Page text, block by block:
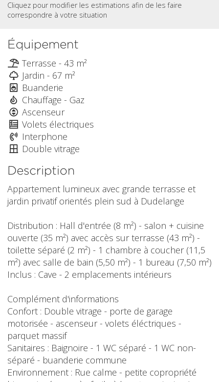
Cliquez pour modifier les estimations afin de les faire
correspondre à votre situation
Équipement
Terrasse - 43 m²
Jardin - 67 m²
Buanderie
Chauffage - Gaz
Ascenseur
Volets électriques
Interphone
Double vitrage
Description
Appartement lumineux avec grande terrasse et
jardin privatif orientés plein sud à Dudelange
Distribution : Hall d'entrée (8 m²) - salon + cuisine
ouverte (35 m²) avec accès sur terrasse (43 m²) -
toilette séparé (2 m²) - 1 chambre à coucher (11,5
m²) avec salle de bain (5,50 m²) - 1 bureau (7,50 m²)
Inclus : Cave - 2 emplacements intérieurs
Complément d'informations
Confort : Double vitrage - porte de garage
motorisée - ascenseur - volets éléctriques -
parquet massif
Sanitaires : Baignoire - 1 WC séparé - 1 WC non-
séparé - buanderie commune
Environnement : Rue calme - petite copropriété